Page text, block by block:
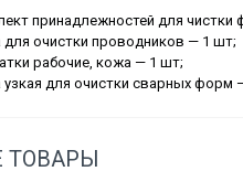
принадлежностей для чистки
для очистки проводников — 1 шт;
рабочие, кожа — 1 шт;
для очистки сварных форм
ТОВАРЫ